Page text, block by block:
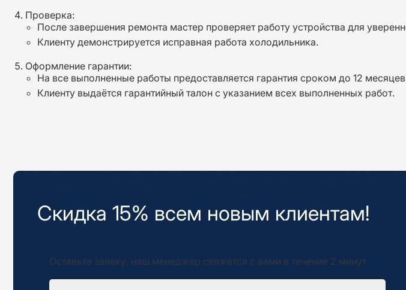
Проверка:
После завершения ремонта мастер проверяет работу устройства для
Клиенту демонстрируется исправная работа холодильника.
Оформление гарантии:
На все выполненные работы предоставляется гарантия сроком до 12
Клиенту выдаётся гарантийный талон с указанием всех выполненных работ.
Скидка 15% всем новым клиентам!
Оставьте заявку, наш менеджер свяжется с вами в течение 2 минут